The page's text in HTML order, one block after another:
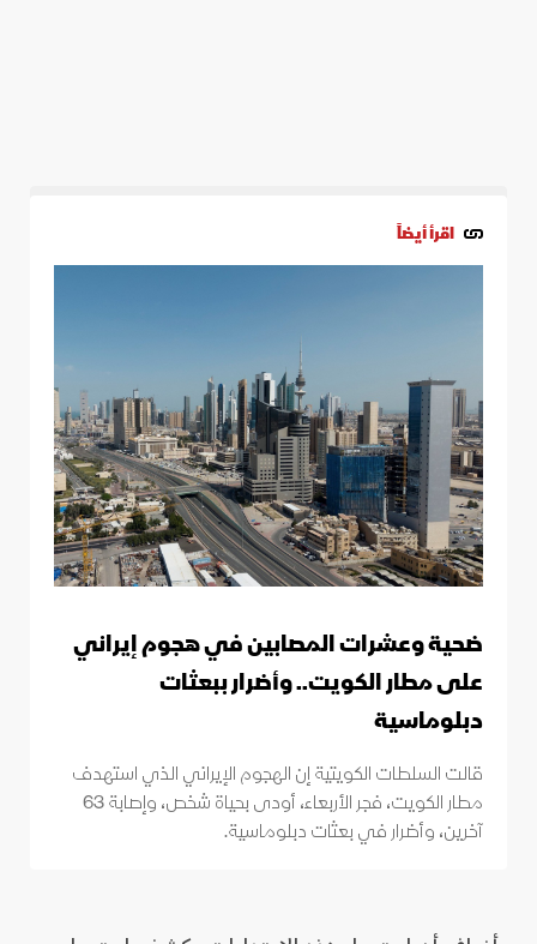
اقرأ أيضاً
ضحية وعشرات المصابين في هجوم إيراني
على مطار الكويت.. وأضرار ببعثات
دبلوماسية
قالت السلطات الكويتية إن الهجوم الإيراني الذي استهدف
مطار الكويت، فجر الأربعاء، أودى بحياة شخص، وإصابة 63
آخرين، وأضرار في بعثات دبلوماسية.